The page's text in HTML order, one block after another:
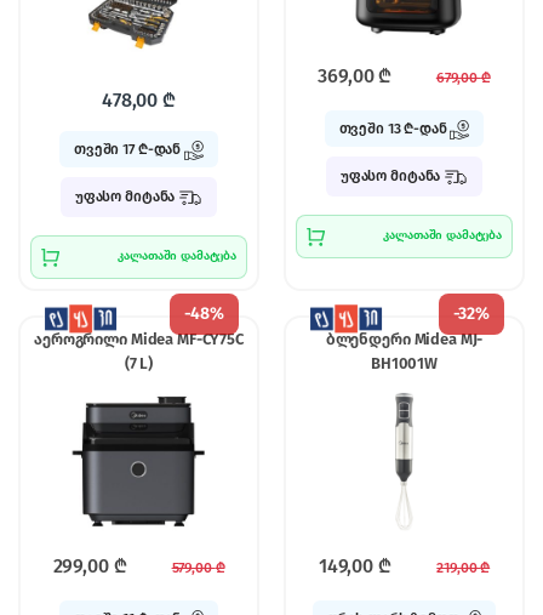
478,00₾
თვეში 17 ₾-დან
უფასო მიტანა
კალათაში დამატება
369,00₾ 679,00₾
თვეში 13 ₾-დან
უფასო მიტანა
კალათაში დამატება
-48%
აეროგრილი Midea MF-CY75C
(7 L)
299,00 ₾ 579,00₾
-32%
ბლენდერი Midea MJ-
BH1001W
149,00 ₾ 219,00₾